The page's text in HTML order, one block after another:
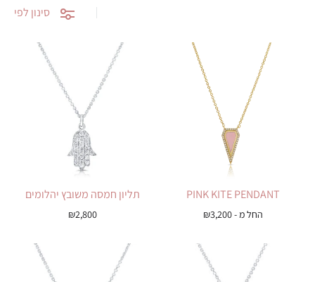
סינון לפי
PINK KITE PENDANT
החל מ - ₪3,200
תליון חמסה משובץ יהלומים
₪2,800